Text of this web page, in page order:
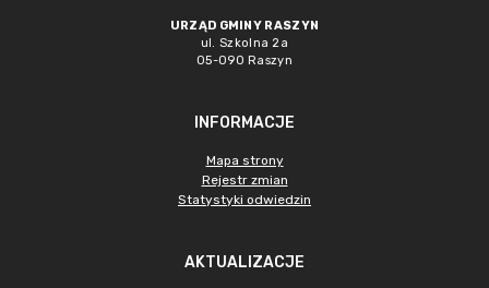
URZĄD GMINY RASZYN
ul. Szkolna 2a
05-090 Raszyn
INFORMACJE
Mapa strony
Rejestr zmian
Statystyki odwiedzin
AKTUALIZACJE